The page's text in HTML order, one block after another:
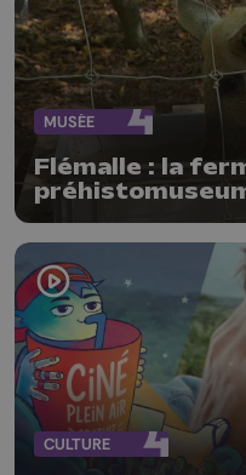
MUSÉE
Flémalle : la
CULTURE